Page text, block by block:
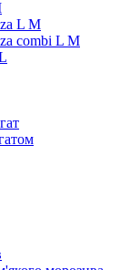
L M
combi L M